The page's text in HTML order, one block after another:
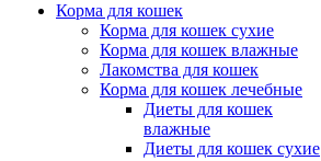
Корма для кошек
Корма для кошек сухие
Корма для кошек влажные
Лакомства для кошек
Корма для кошек лечебные
Диеты для кошек
влажные
Диеты для кошек сухие